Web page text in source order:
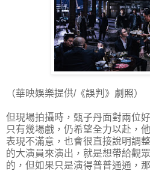
（華映娛樂提供/《誤判》劇照）
但現場拍攝時，甄子丹面對兩位
只有幾場戲，仍希望全力以赴，
表現不滿意，也會很直接說明調
的大演員來演出，就是想帶給觀
的，但如果只是演得普普通通，